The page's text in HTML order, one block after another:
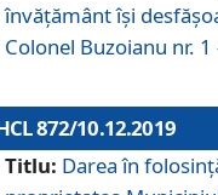
învățământ îşi
Colonel Buzoianu nr. 1
872/10.12.2019
Titlu: Darea în